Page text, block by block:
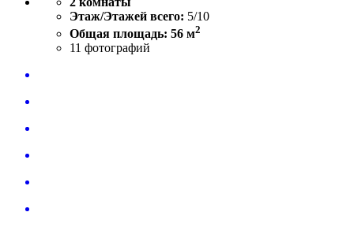
Этаж/Этажей всего: 5/10
Общая площадь: 56 м2
11 фотографий